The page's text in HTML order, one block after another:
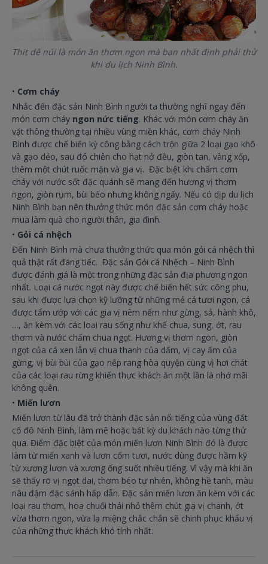
Thịt dê núi là món ăn thơm ngon mà bạn nhất định phải thử
khi du lịch Ninh Bình.
• Cơm cháy
Nhắc đến đặc sản Ninh Bình người ta thường nghĩ ngay đến
món cơm cháy ngon nức tiếng. Khác với món cơm cháy ăn
vặt thông thường tại nhiều vùng miền khác, cơm cháy Ninh
Bình được chế biến kỳ công bằng cách trộn giữa 2 loại gạo khô
và gạo dẻo, sau đó chiên cho hạt nở đều, giòn tan, vàng xốp,
thêm một chút ruốc mặn và gia vị. Đặc biệt khi chấm cơm
cháy với nước sốt đặc quánh sẽ mang đến hương vị thơm
ngon, giòn rụm, bùi béo nhưng không ngấy. Nếu có dịp du lịch
Ninh Bình bạn nên thưởng thức món đặc sản cơm cháy hoặc
mua làm quà cho người thân, gia đình.
• Gỏi cá nhệch
Đến Ninh Bình mà chưa thưởng thức qua món gỏi cá nhệch thì
quả thật rất đáng tiếc. Đặc sản Gỏi cá Nhệch – Ninh Bình
được đánh giá là một trong những đặc sản địa phương ngon
nhất. Loại cá nước ngọt này được chế biến hết sức công phu,
sau khi được lựa chọn kỹ lưỡng từ những mẻ cá tươi ngon, cá
được tẩm ướp với các gia vị nêm nếm như gừng, sả, hành khô,
…, ăn kèm với các loại rau sống như khế chua, sung, ớt, rau
thơm và nước chấm chua ngọt. Hương vị thơm ngon, giòn
ngọt của cá xen lẫn vị chua thanh của dấm, vị cay ấm của
gừng, vị bùi bùi của gạo nếp rang hòa quyện cùng vị hơi chát
của các loại rau rừng khiến thực khách ăn một lần là nhớ mãi
không quên.
• Miến lươn
Miến lươn từ lâu đã trở thành đặc sản nổi tiếng của vùng đất
cố đô Ninh Bình, làm mê hoặc bất kỳ du khách nào từng thử
qua. Điểm đặc biệt của món miến lươn Ninh Bình đó là được
làm từ miến xanh và lươn cốm tươi, nước dùng được hầm kỹ
từ xương lươn và xương ống suốt nhiều tiếng. Vì vậy mà khi ăn
sẽ thấy rõ vị ngọt dai, thơm béo tự nhiên, không hề tanh, màu
nâu đậm đặc sánh hấp dẫn. Đặc sản miến lươn ăn kèm với các
loại rau thơm, hoa chuối thái nhỏ thêm chút gia vị chanh, ớt
vừa thơm ngon, vừa lạ miệng chắc chắn sẽ chinh phục khẩu vị
của những thực khách khó tính nhất.